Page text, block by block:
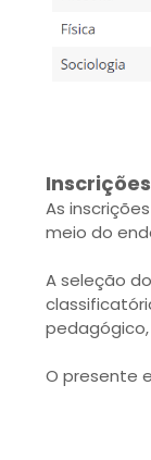
As
meio do
A seleção
O presente